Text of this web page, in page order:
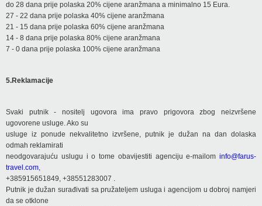
do 28 dana prije polaska 20% cijene aranžmana a minimalno 15 Eura.
27 - 22 dana prije polaska 40% cijene aranžmana
21 - 15 dana prije polaska 60% cijene aranžmana
14 - 8 dana prije polaska 80% cijene aranžmana
7 - 0 dana prije polaska 100% cijene aranžmana
5.Reklamacije
Svaki putnik - nositelj ugovora ima pravo prigovora zbog neizvršene
ugovorene usluge. Ako su
usluge iz ponude nekvalitetno izvršene, putnik je dužan na dan dolaska
odmah reklamirati
neodgovarajuću uslugu i o tome obavijestiti agenciju e-mailom info@farus-
travel.com,
+385915651849, +38551283007 .
Putnik je dužan surađivati sa pružateljem usluga i agencijom u dobroj namjeri
da se otklone